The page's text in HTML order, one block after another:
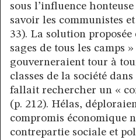
sous l’influence
savoir les communistes
33). La solution
sages de tous les camps
gouverneraient tour à
classes de la société
fallait rechercher un «
(p. 212). Hélas,
compromis économique
contrepartie sociale et